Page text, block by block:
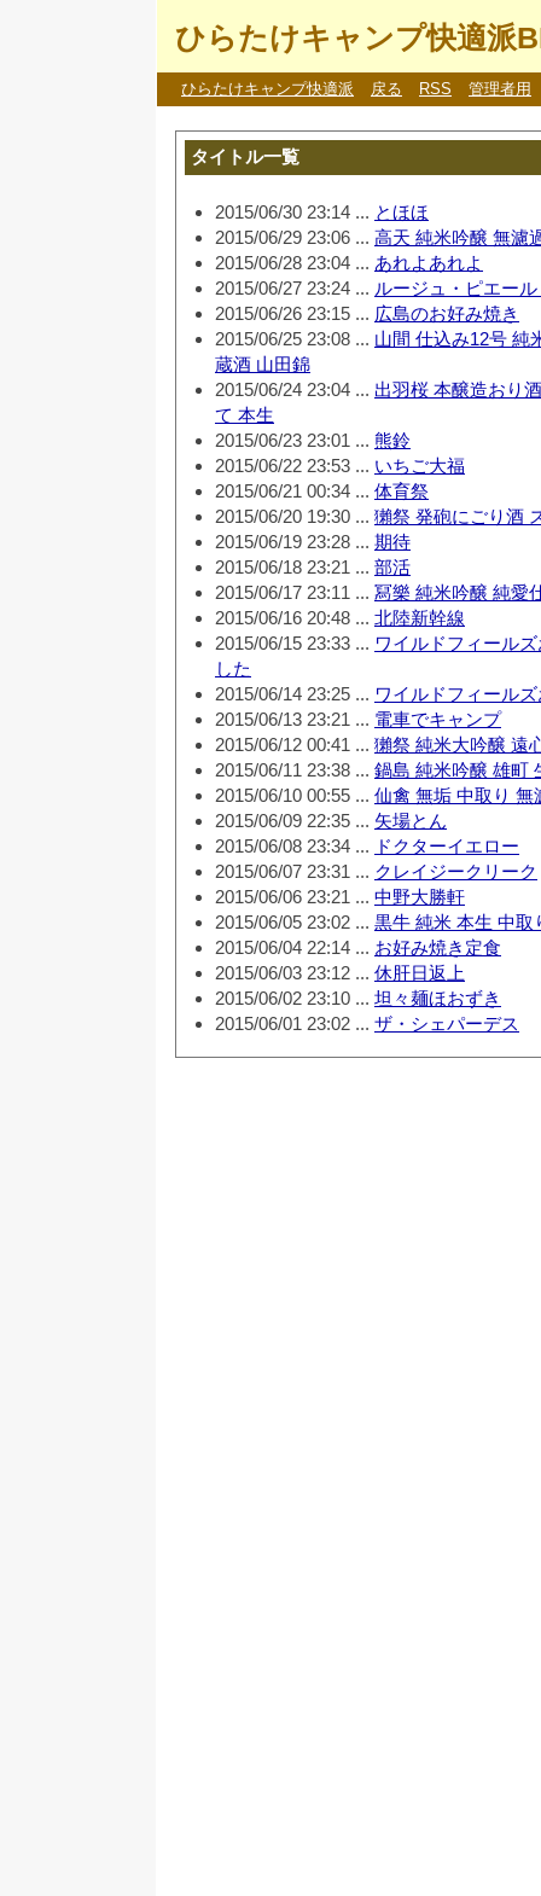
ひらたけキャンプ快適派
ひらたけキャンプ快適派 戻る RSS 管理者用
タイトル一覧
2015/06/30 23:14 ... とほほ
2015/06/29 23:06 ... 高天 純米吟醸 無濾
2015/06/28 23:04 ... あれよあれよ
2015/06/27 23:24 ... ルージュ・ピエー
2015/06/26 23:15 ... 広島のお好み焼き
2015/06/25 23:08 ... 山間 仕込み12号 純
蔵酒 山田錦
2015/06/24 23:04 ... 出羽桜 本醸造おり
て 本生
2015/06/23 23:01 ... 熊鈴
2015/06/22 23:53 ... いちご大福
2015/06/21 00:34 ... 体育祭
2015/06/20 19:30 ... 獺祭 発砲にごり酒
2015/06/19 23:28 ... 期待
2015/06/18 23:21 ... 部活
2015/06/17 23:11 ... 冩樂 純米吟醸 純愛
2015/06/16 20:48 ... 北陸新幹線
2015/06/15 23:33 ... ワイルドフィール
した
2015/06/14 23:25 ... ワイルドフィール
2015/06/13 23:21 ... 電車でキャンプ
2015/06/12 00:41 ... 獺祭 純米大吟醸 遠
2015/06/11 23:38 ... 鍋島 純米吟醸 雄町
2015/06/10 00:55 ... 仙禽 無垢 中取り 無
2015/06/09 22:35 ... 矢場とん
2015/06/08 23:34 ... ドクターイエロー
2015/06/07 23:31 ... クレイジークリーク
2015/06/06 23:21 ... 中野大勝軒
2015/06/05 23:02 ... 黒牛 純米 本生 中取
2015/06/04 22:14 ... お好み焼き定食
2015/06/03 23:12 ... 休肝日返上
2015/06/02 23:10 ... 坦々麺ほおずき
2015/06/01 23:02 ... ザ・シェパーデス